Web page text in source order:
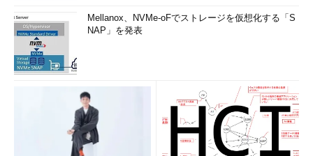
Mellanox、NVMe-oFでストレージを仮想化する「S
NAP」を発表